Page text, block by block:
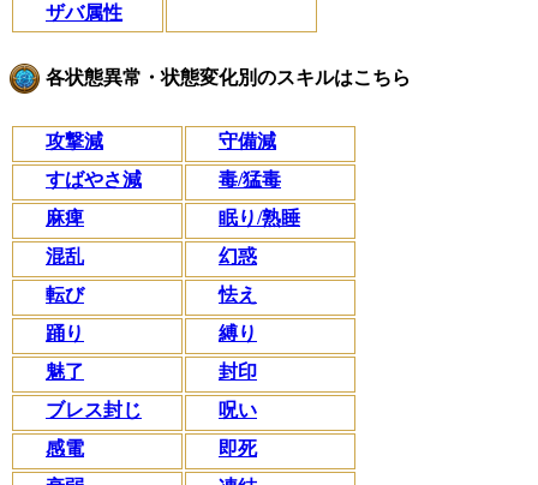
ザバ属性
各状態異常・状態変化別のスキルはこちら
攻撃減
守備減
すばやさ減
毒/猛毒
麻痺
眠り/熟睡
混乱
幻惑
転び
怯え
踊り
縛り
魅了
封印
ブレス封じ
呪い
感電
即死